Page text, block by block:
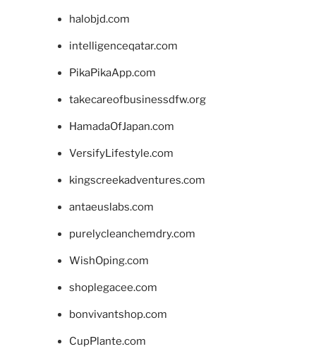
halobjd.com
intelligenceqatar.com
PikaPikaApp.com
takecareofbusinessdfw.org
HamadaOfJapan.com
VersifyLifestyle.com
kingscreekadventures.com
antaeuslabs.com
purelycleanchemdry.com
WishOping.com
shoplegacee.com
bonvivantshop.com
CupPlante.com